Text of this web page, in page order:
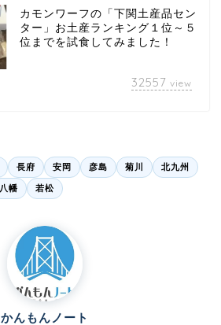
カモンワーフの「下関土産品セン
ター」お土産ランキング１位～５
位までを試食してみました！
32557 view
長府 安岡 彦島 菊川 北九州
八幡 若松
かんもんノート